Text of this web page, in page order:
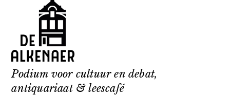
content
Podium voor cultuur en debat,
antiquariaat & leescafé